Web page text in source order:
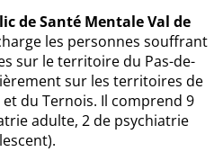
de Santé Mentale Val de
les personnes souffrant
sur le territoire du Pas-de-
sur les territoires de
du Ternois. Il comprend 9
adulte, 2 de psychiatrie